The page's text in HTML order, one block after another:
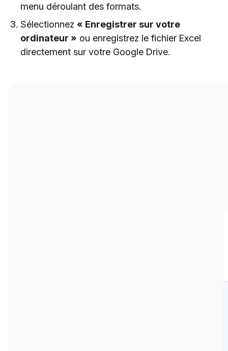
menu déroulant des formats.
Sélectionnez « Enregistrer sur votre
ordinateur » ou enregistrez le fichier Excel
directement sur votre Google Drive.